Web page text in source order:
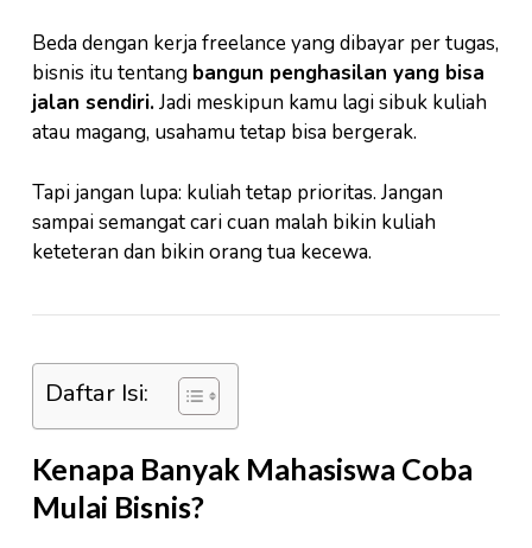
Beda dengan kerja freelance yang dibayar per tugas,
bisnis itu tentang bangun penghasilan yang bisa
jalan sendiri.Jadi meskipun kamu lagi sibuk kuliah
atau magang, usahamu tetap bisa bergerak.
Tapi jangan lupa: kuliah tetap prioritas. Jangan
sampai semangat cari cuan malah bikin kuliah
keteteran dan bikin orang tua kecewa.
Daftar Isi:
Kenapa Banyak Mahasiswa Coba
Mulai Bisnis?